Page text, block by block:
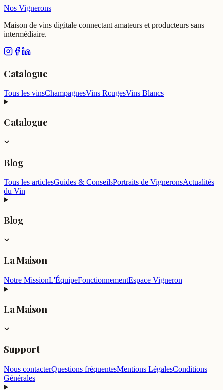
Nos Vignerons
Maison de vins digitale connectant amateurs et producteurs sans
intermédiaire.
Catalogue
Tous les vinsChampagnesVins RougesVins Blancs
Catalogue
Blog
Tous les articlesGuides & ConseilsPortraits de VigneronsActualités
du Vin
Blog
La Maison
Notre MissionL'ÉquipeFonctionnementEspace Vigneron
La Maison
Support
Nous contacterQuestions fréquentesMentions LégalesConditions
Générales